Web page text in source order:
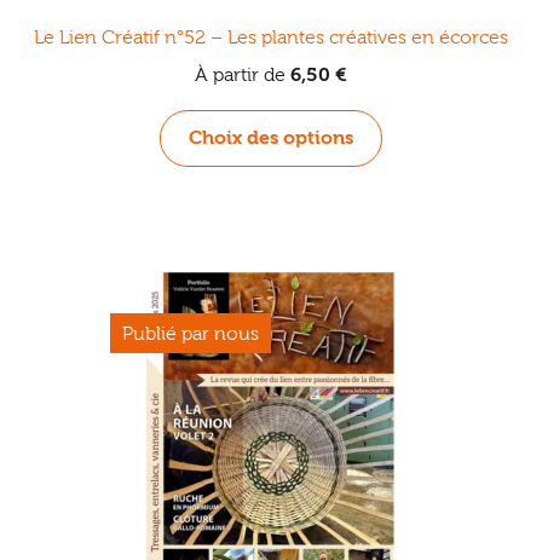
Le Lien Créatif n°52 – Les plantes créatives en écorces
À partir de 6,50 €
Choix des options
Ce
produit
Les
options
peuvent
être
choisies
sur
la
page
du
produit